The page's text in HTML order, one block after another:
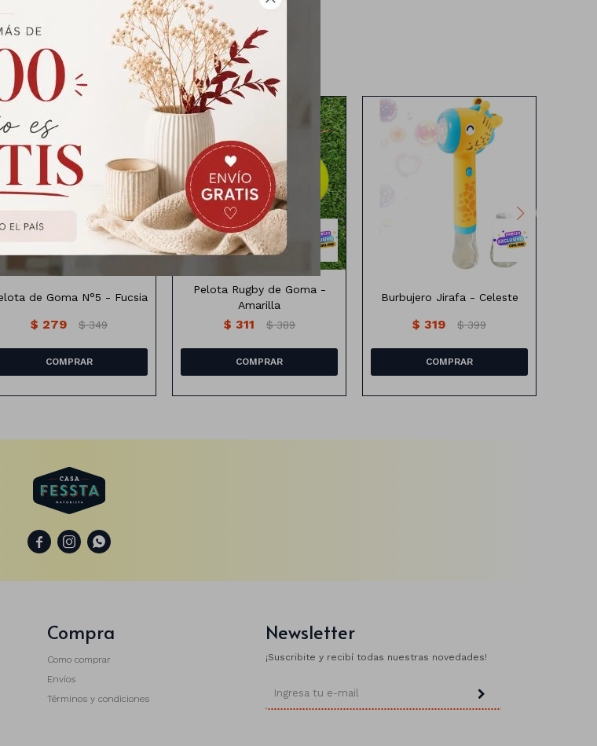
que te pueden interesar
22cm
de Goma N°5 - Fucsia
$ 279 $ 349
28cm x15 cm
Pelota Rugby de Goma -
Amarilla
$ 311 $ 389
Burbujero jirafa a pila (no
incluye)
Burbujero Jirafa - Celeste
$ 319 $ 399
  
Compra
Como comprar
Envíos
Términos y condiciones
Newsletter
¡Suscribite y recibí todas nuestras novedades!